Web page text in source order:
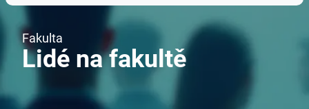
Fakulta
Lidé na fakultě